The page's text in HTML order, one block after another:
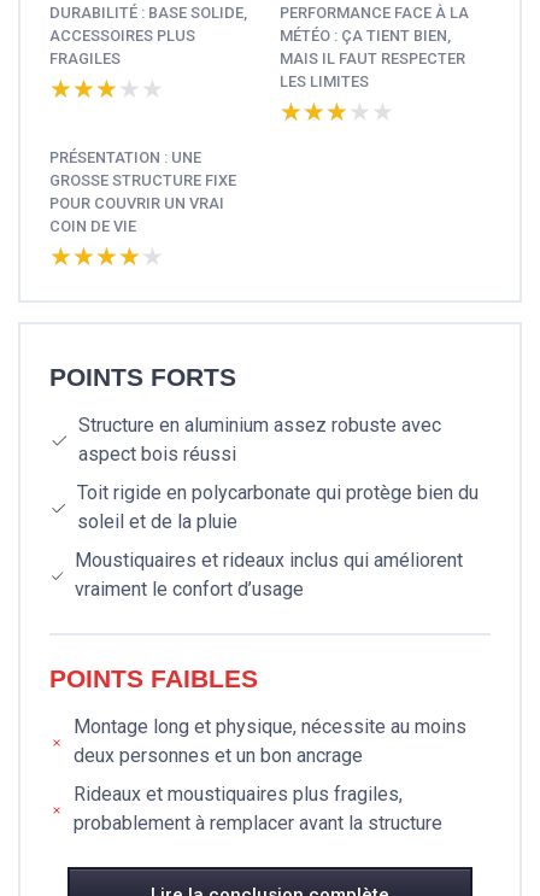
DURABILITÉ : BASE SOLIDE,
ACCESSOIRES PLUS
FRAGILES
★★★★★
★★★★★
PERFORMANCE FACE À LA
MÉTÉO : ÇA TIENT BIEN,
MAIS IL FAUT RESPECTER
LES LIMITES
★★★★★
★★★★★
PRÉSENTATION : UNE
GROSSE STRUCTURE FIXE
POUR COUVRIR UN VRAI
COIN DE VIE
★★★★★
★★★★★
POINTS FORTS
Structure en aluminium assez robuste avec
aspect bois réussi
Toit rigide en polycarbonate qui protège bien du
soleil et de la pluie
Moustiquaires et rideaux inclus qui améliorent
vraiment le confort d’usage
POINTS FAIBLES
Montage long et physique, nécessite au moins
deux personnes et un bon ancrage
Rideaux et moustiquaires plus fragiles,
probablement à remplacer avant la structure